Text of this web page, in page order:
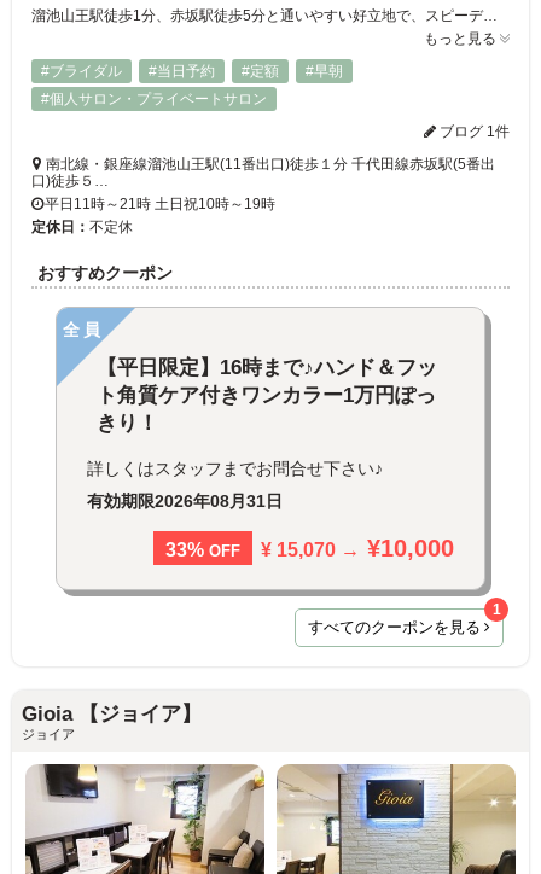
溜池山王駅徒歩1分、赤坂駅徒歩5分と通いやすい好立地で、スピーディーな施術と高品質なネイルをご提供します◇豊富なデザインとスタッフの技術力に定評あり◎パラフィンパックやスレッディング脱毛を取り入れており、ネイルだけでなく、手先全体を美しく見せることができます♪ケアメニューが豊富！お客様のライフスタイルに合わせてパラジェルもご用意しております！
もっと見る
#ブライダル
#当日予約 #定額
#早朝
#個人サロン・プライベートサロン
ブログ 1件
南北線・銀座線溜池山王駅(11番出口)徒歩１分 千代田線赤坂駅(5番出
口)徒歩５…
平日11時～21時 土日祝10時～19時
定休日： 不定休
おすすめクーポン
全員
【平日限定】16時まで♪ハンド＆フッ
ト角質ケア付きワンカラー1万円ぽっ
きり！
詳しくはスタッフまでお問合せ下さい♪
有効期限2026年08月31日
33% OFF ¥ 15,070 → ¥10,000
すべてのクーポンを見る
1
Gioia 【ジョイア】
ジョイア